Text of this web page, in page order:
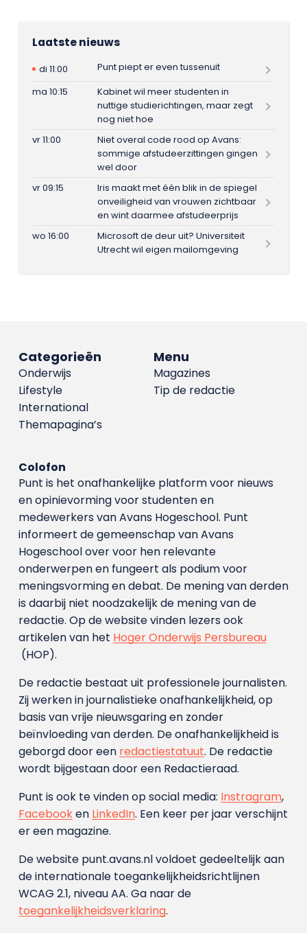
Laatste nieuws
di 11:00
Punt piept er even tussenuit
ma 10:15
Kabinet wil meer studenten in
nuttige studierichtingen, maar zegt
nog niet hoe
vr 11:00
Niet overal code rood op Avans:
sommige afstudeerzittingen gingen
wel door
vr 09:15
Iris maakt met één blik in de spiegel
onveiligheid van vrouwen zichtbaar
en wint daarmee afstudeerprijs
wo 16:00
Microsoft de deur uit? Universiteit
Utrecht wil eigen mailomgeving
Menu
Magazines
Tip de redactie
Categorieën
Onderwijs
Lifestyle
International
Themapagina’s
Colofon
Punt is het onafhankelijke platform voor nieuws
en opinievorming voor studenten en
medewerkers van Avans Hoge­school. Punt
informeert de gemeenschap van Avans
Hogeschool over voor hen relevante
onderwerpen en fungeert als podium voor
meningsvorming en debat. De mening van derden
is daarbij niet noodzakelijk de mening van de
redactie. Op de website vinden lezers ook
artikelen van het Hoger Onderwijs Persbureau
(HOP).
De redactie bestaat uit professionele journalisten.
Zij werken in journalistieke onafhankelijkheid, op
basis van vrije nieuwsgaring en zonder
beïnvloeding van derden. De onafhankelijkheid is
geborgd door een redactiestatuut. De redactie
wordt bijgestaan door een Redactieraad.
Punt is ook te vinden op social media: Instragram,
Facebooken LinkedIn. Een keer per jaar verschijnt
er een magazine.
De website punt.avans.nl voldoet gedeeltelijk aan
de internationale toegankelijkheidsrichtlijnen
WCAG 2.1, niveau AA. Ga naar de
toegankelijkheidsverklaring.